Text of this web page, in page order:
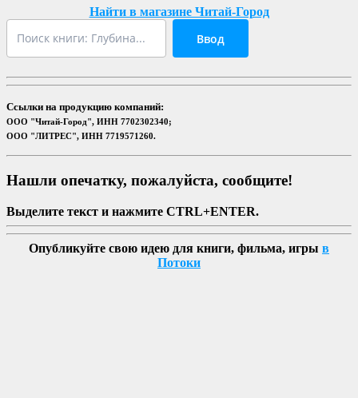
Найти в магазине Читай-Город
Ввод
Ссылки на продукцию компаний:
ООО "Читай-Город", ИНН 7702302340;
ООО "ЛИТРЕС", ИНН 7719571260.
Нашли опечатку, пожалуйста, сообщите!
Выделите текст и нажмите CTRL+ENTER.
Опубликуйте свою идею для книги, фильма, игры в
Потоки